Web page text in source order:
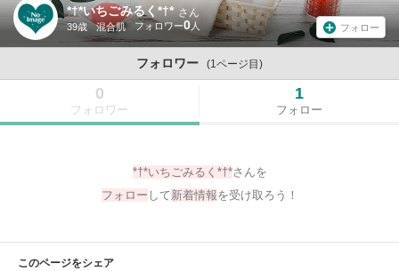
*†*いちごみるく*†* さん
39歳 混合肌 0 フォロー
フォロワー (1ページ目)
0
フォロワー
1
フォロー
*†*いちごみるく*†*さんを
フォロー して新着情報を受け取ろう！
このページをシェア